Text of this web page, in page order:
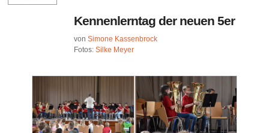
Kennenlerntag der neuen 5er
vonSimone Kassenbrock
Fotos:Silke Meyer